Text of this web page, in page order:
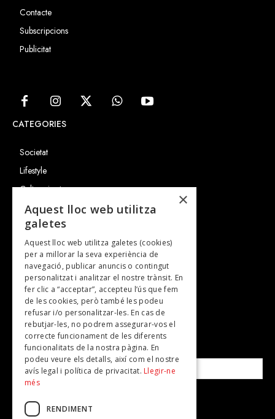
Contacte
Subscripcions
Publicitat
CATEGORIES
Societat
Lifestyle
Cultura i art
Entrevistes
Gastronomia
TV
Plans per fer
Revistes
SUBSCRIU-TE A LA NOSTRA NEWSLETTER!
Correu electrònic*
Accepto lapolítica de privacitat
×
Aquest lloc web utilitza
galetes
Aquest lloc web utilitza galetes (cookies)
per a millorar la seva experiència de
navegació, publicar anuncis o contingut
personalitzat i analitzar el nostre trànsit. En
fer clic a “acceptar”, accepteu l’ús que fem
de les cookies, però també les podeu
refusar i/o personalitzar-les. En cas de
rebutjar-les, no podrem assegurar-vos el
correcte funcionament de les diferents
funcionalitats de la nostra pàgina. En
podeu veure els detalls, així com el nostre
avís legal i política de privacitat. Llegir-ne
més
RENDIMENT